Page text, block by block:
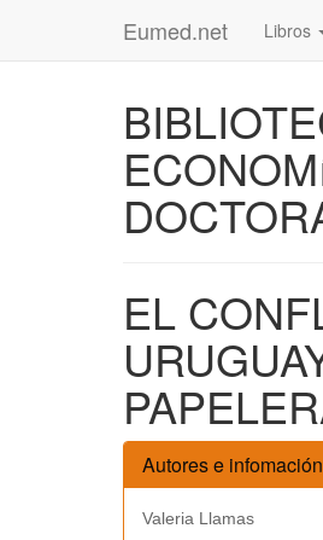
Eumed.net Libros
EL
Autores e
Valeria Llamas